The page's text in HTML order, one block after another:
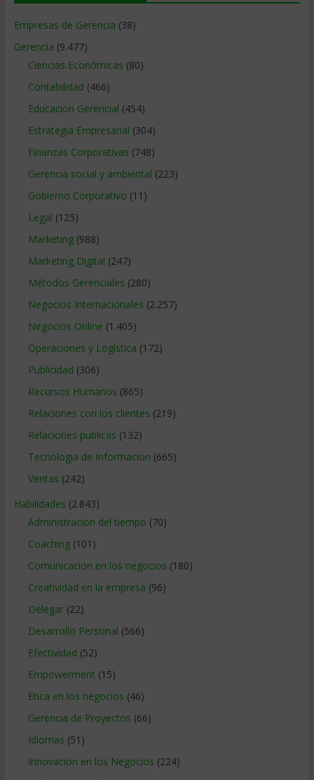
Empresas de Gerencia (38)
Gerencia (9.477)
Ciencias Económicas (80)
Contabilidad (466)
Educacion Gerencial (454)
Estrategia Empresarial (304)
Finanzas Corporativas (748)
Gerencia social y ambiental (223)
Gobierno Corporativo (11)
Legal (125)
Marketing(988)
Marketing Digital (247)
Métodos Gerenciales (280)
Negocios Internacionales (2.257)
Negocios Online (1.405)
Operaciones y Logística (172)
Publicidad (306)
Recursos Humanos (865)
Relaciones con los clientes (219)
Relaciones publicas (132)
Tecnologia de Informacion (665)
Ventas (242)
Habilidades (2.843)
Administracion del tiempo (70)
Coaching(101)
Comunicacion en los negocios (180)
Creatividad en la empresa (96)
Delegar(22)
Desarrollo Personal (566)
Efectividad (52)
Empowerment (15)
Etica en los negocios (46)
Gerencia de Proyectos (66)
Idiomas (51)
Innovacion en los Negocios (224)